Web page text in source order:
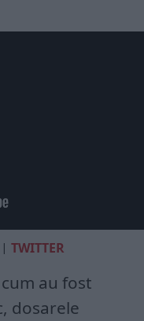
|TWITTER
au fost
dosarele